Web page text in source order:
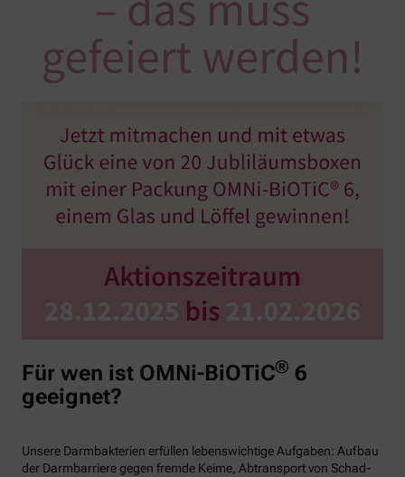
Für wen ist OMNi-BiOTiC® 6
geeignet?
Unsere Darmbakterien erfüllen lebenswichtige Aufgaben: Aufbau
der Darmbarriere gegen fremde Keime, Abtransport von Schad-